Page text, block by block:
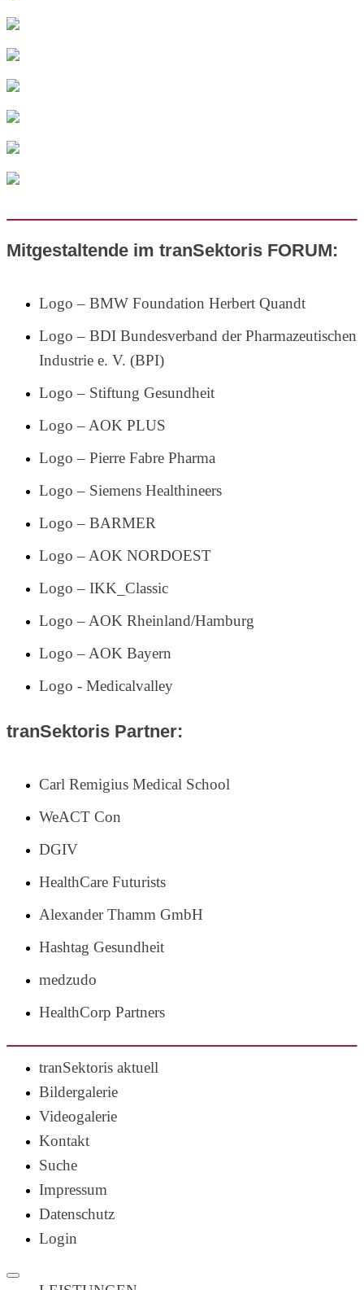
Mitgestaltende im tranSektoris FORUM:
Logo – BMW Foundation Herbert Quandt
Logo – BDI Bundesverband der Pharmazeutischen
Industrie e. V. (BPI)
Logo – Stiftung Gesundheit
Logo – AOK PLUS
Logo – Pierre Fabre Pharma
Logo – Siemens Healthineers
Logo – BARMER
Logo – AOK NORDOEST
Logo – IKK_Classic
Logo – AOK Rheinland/Hamburg
Logo – AOK Bayern
Logo - Medicalvalley
tranSektoris Partner:
Carl Remigius Medical School
WeACT Con
DGIV
HealthCare Futurists
Alexander Thamm GmbH
Hashtag Gesundheit
medzudo
HealthCorp Partners
tranSektoris aktuell
Bildergalerie
Videogalerie
Kontakt
Suche
Impressum
Datenschutz
Login